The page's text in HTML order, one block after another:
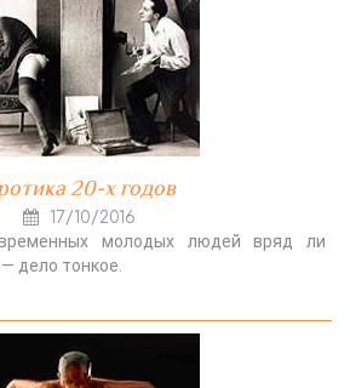
20-х годов
17/10/2016
молодых людей вряд ли
дело тонкое.